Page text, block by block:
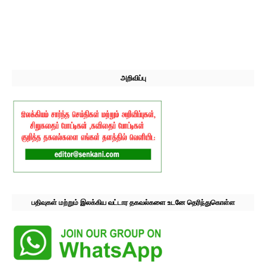
அறிவிப்பு
பதிவுகள் மற்றும் இலக்கிய வட்டார தகவல்களை உடனே தெரிந்துகொள்ள